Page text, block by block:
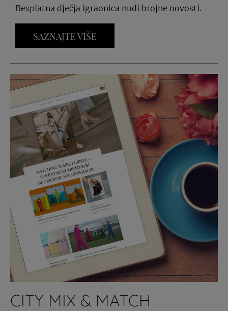
Besplatna dječja igraonica nudi brojne novosti.
SAZNAJTE VIŠE
CITY MIX & MATCH